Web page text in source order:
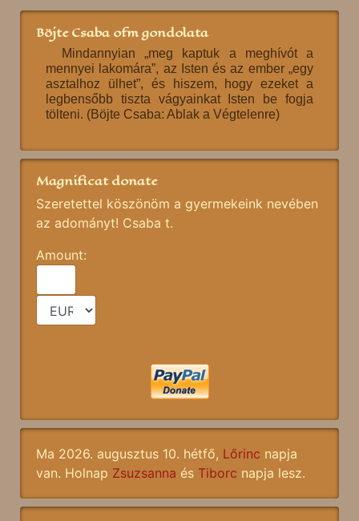
Böjte Csaba ofm gondolata
Mindannyian „meg kaptuk a meghívót a
mennyei lakomára”, az Isten és az ember „egy
asztalhoz ülhet”, és hiszem, hogy ezeket a
legbensőbb tiszta vágyainkat Isten be fogja
tölteni. (Böjte Csaba: Ablak a Végtelenre)
Magnificat donate
Szeretettel köszönöm a gyermekeink nevében
az adományt! Csaba t.
Amount:
Ma 2026. augusztus 10. hétfő, Lőrinc napja
van. Holnap Zsuzsanna és Tiborc napja lesz.